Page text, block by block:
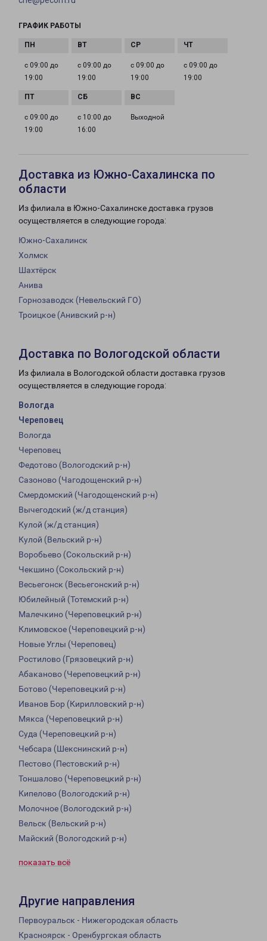
ГРАФИК РАБОТЫ
с 09:00 до
19:00
с 09:00 до
19:00
с 09:00 до
19:00
с 09:00 до
19:00
с 09:00 до
19:00
с 10:00 до
16:00
Выходной
Доставка из Южно-Сахалинска по
области
Из филиала в Южно-Сахалинске доставка грузов
осуществляется в следующие города:
Южно-Сахалинск
Холмск
Шахтёрск
Анива
Горнозаводск (Невельский ГО)
Троицкое (Анивский р-н)
Доставка по Вологодской области
Из филиала в Вологодской области доставка грузов
осуществляется в следующие города:
Вологда
Череповец
Вологда
Череповец
Федотово (Вологодский р-н)
Сазоново (Чагодощенский р-н)
Смердомский (Чагодощенский р-н)
Вычегодский (ж/д станция)
Кулой (ж/д станция)
Кулой (Вельский р-н)
Воробьево (Сокольский р-н)
Чекшино (Сокольский р-н)
Весьегонск (Весьегонский р-н)
Юбилейный (Тотемский р-н)
Малечкино (Череповецкий р-н)
Климовское (Череповецкий р-н)
Новые Углы (Череповец)
Ростилово (Грязовецкий р-н)
Абаканово (Череповецкий р-н)
Ботово (Череповецкий р-н)
Иванов Бор (Кирилловский р-н)
Мякса (Череповецкий р-н)
Суда (Череповецкий р-н)
Чебсара (Шекснинский р-н)
Пестово (Пестовский р-н)
Тоншалово (Череповецкий р-н)
Кипелово (Вологодский р-н)
Молочное (Вологодский р-н)
Вельск (Вельский р-н)
Майский (Вологодский р-н)
показать всё
Другие направления
Первоуральск - Нижегородская область
Красноярск - Оренбургская область